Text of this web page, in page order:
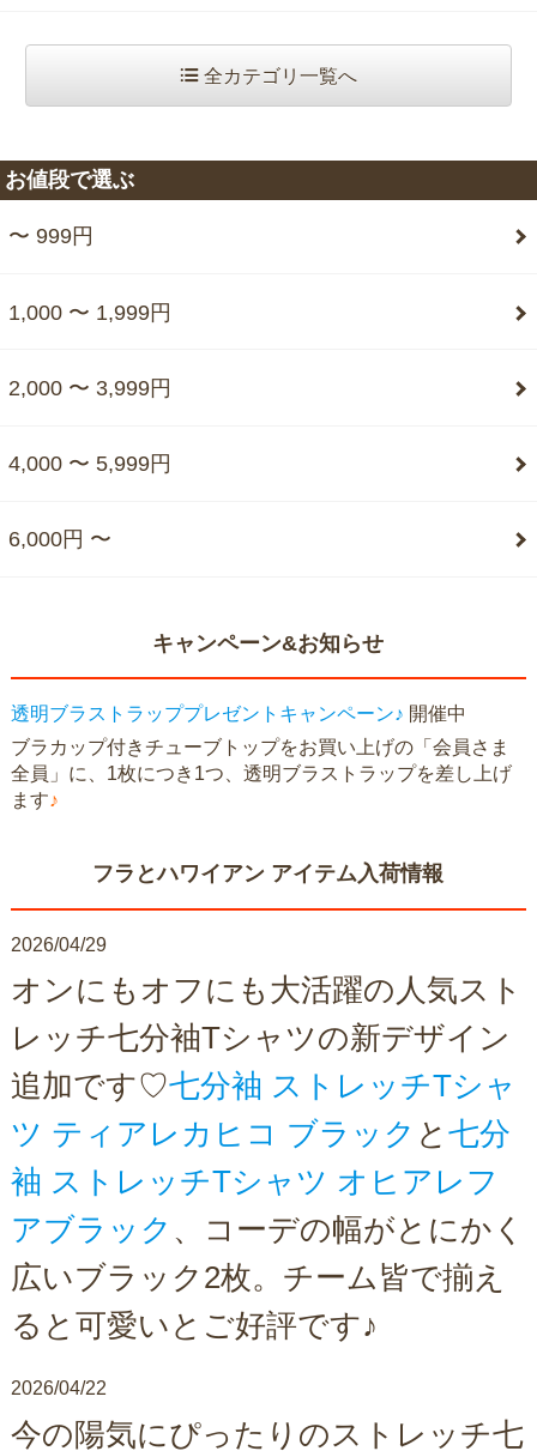
全カテゴリ一覧へ
お値段で選ぶ
〜 999円
1,000 〜 1,999円
2,000 〜 3,999円
4,000 〜 5,999円
6,000円 〜
キャンペーン&お知らせ
透明ブラストラッププレゼントキャンペーン♪ 開催中
ブラカップ付きチューブトップをお買い上げの「会員さま
全員」に、1枚につき1つ、透明ブラストラップを差し上げ
ます♪
フラとハワイアン アイテム入荷情報
2026/04/29
オンにもオフにも大活躍の人気スト
レッチ七分袖Tシャツの新デザイン
追加です♡七分袖 ストレッチTシャ
ツ ティアレカヒコ ブラック と 七分
袖 ストレッチTシャツ オヒアレフ
アブラック 、コーデの幅がとにかく
広いブラック2枚。チーム皆で揃え
ると可愛いとご好評です♪
2026/04/22
今の陽気にぴったりのストレッチ七